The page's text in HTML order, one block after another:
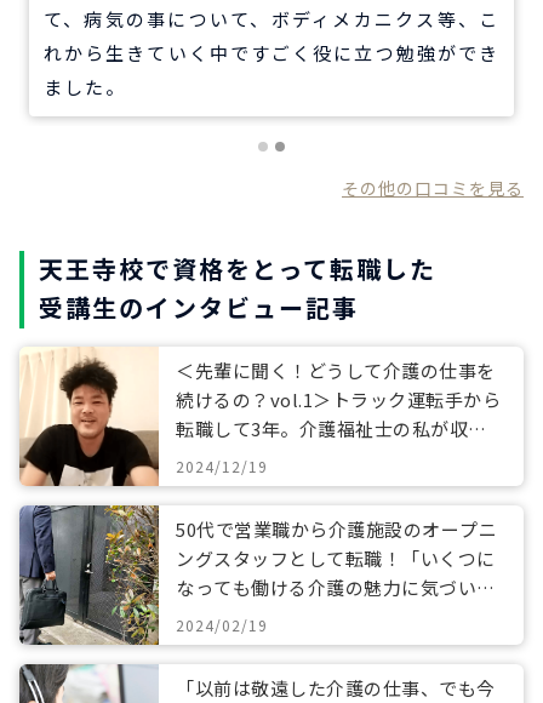
て、病気の事について、ボディメカニクス等、こ
れから生きていく中ですごく役に立つ勉強ができ
ました。
その他の口コミを見る
天王寺校で資格をとって転職した
受講生のインタビュー記事
＜先輩に聞く！どうして介護の仕事を
続けるの？vol.1＞トラック運転手から
転職して3年。介護福祉士の私が収入
アップの次に目指すもの
2024/12/19
50代で営業職から介護施設のオープニ
ングスタッフとして転職！「いくつに
なっても働ける介護の魅力に気づい
た」
2024/02/19
「以前は敬遠した介護の仕事、でも今